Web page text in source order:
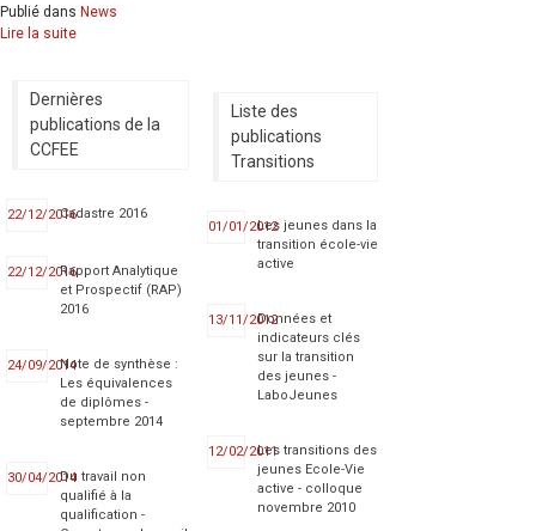
Publié dans News
Lire la suite
Dernières
publications de la
CCFEE
22/12/2016Cadastre 2016
22/12/2016Rapport Analytique
et Prospectif (RAP)
2016
24/09/2014Note de synthèse :
Les équivalences
de diplômes -
septembre 2014
30/04/2014Du travail non
qualifié à la
qualification -
Liste des
publications
Transitions
01/01/2012Les jeunes dans la
transition école-vie
active
13/11/2012Données et
indicateurs clés
sur la transition
des jeunes -
LaboJeunes
12/02/2011Les transitions des
jeunes Ecole-Vie
active - colloque
novembre 2010